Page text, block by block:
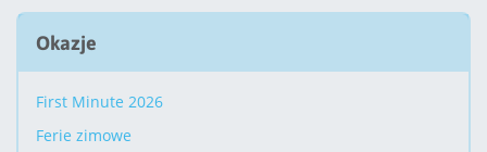
Okazje
First Minute 2026
Ferie zimowe